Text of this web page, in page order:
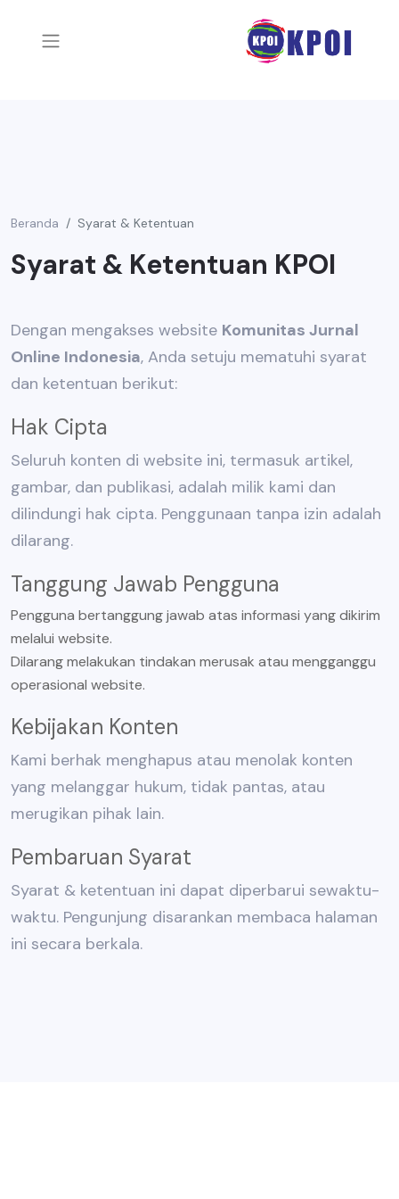
Beranda Syarat & Ketentuan
Syarat & Ketentuan KPOI
Dengan mengakses website Komunitas Jurnal
Online Indonesia, Anda setuju mematuhi syarat
dan ketentuan berikut:
Hak Cipta
Seluruh konten di website ini, termasuk artikel,
gambar, dan publikasi, adalah milik kami dan
dilindungi hak cipta. Penggunaan tanpa izin adalah
dilarang.
Tanggung Jawab Pengguna
Pengguna bertanggung jawab atas informasi yang dikirim
melalui website.
Dilarang melakukan tindakan merusak atau mengganggu
operasional website.
Kebijakan Konten
Kami berhak menghapus atau menolak konten
yang melanggar hukum, tidak pantas, atau
merugikan pihak lain.
Pembaruan Syarat
Syarat & ketentuan ini dapat diperbarui sewaktu-
waktu. Pengunjung disarankan membaca halaman
ini secara berkala.